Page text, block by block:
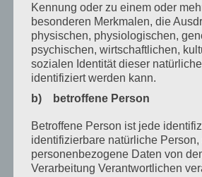
April 2020
März 2020
Februar 2020
Januar 2020
Dezember 2019
November 2019
Oktober 2019
Kennung oder zu einem oder
besonderen Merkmalen, die
physischen, physiologischen,
psychischen, wirtschaftlichen,
sozialen Identität dieser
identifiziert werden kann.
b) betroffene Person
Betroffene Person ist jede
identifizierbare natürliche Person,
personenbezogene Daten von
Verarbeitung Verantwortlichen